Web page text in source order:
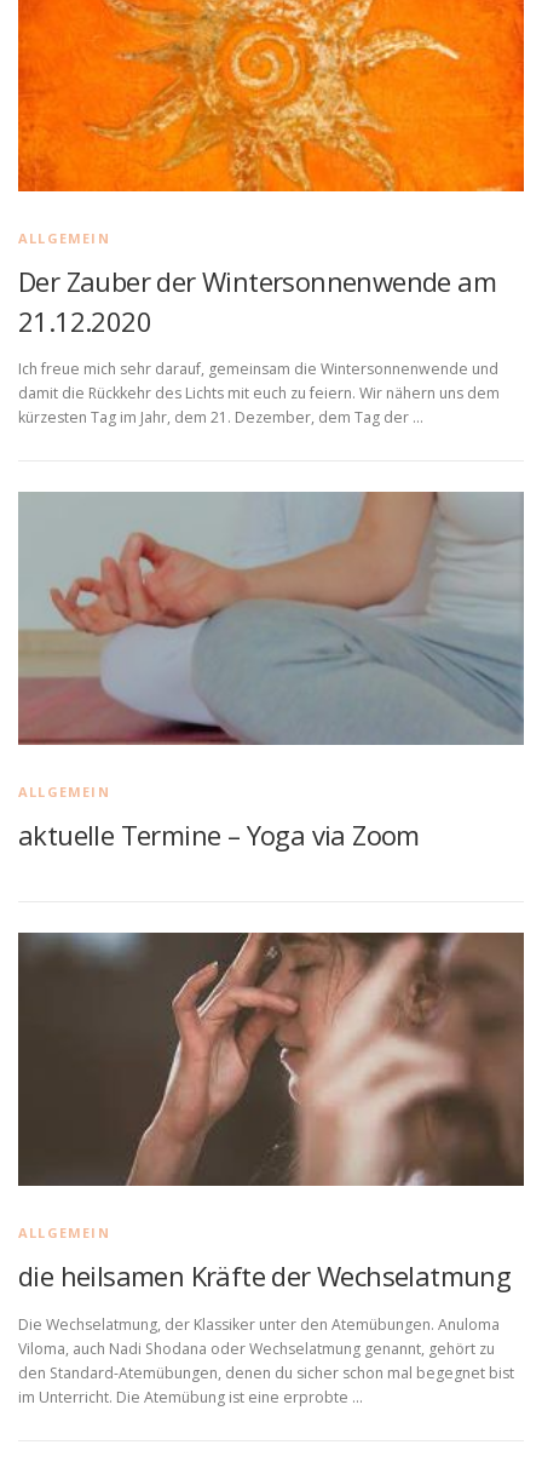
ALLGEMEIN
Der Zauber der Wintersonnenwende am
21.12.2020
Ich freue mich sehr darauf, gemeinsam die Wintersonnenwende und
damit die Rückkehr des Lichts mit euch zu feiern. Wir nähern uns dem
kürzesten Tag im Jahr, dem 21. Dezember, dem Tag der …
ALLGEMEIN
aktuelle Termine – Yoga via Zoom
ALLGEMEIN
die heilsamen Kräfte der Wechselatmung
Die Wechselatmung, der Klassiker unter den Atemübungen. Anuloma
Viloma, auch Nadi Shodana oder Wechselatmung genannt, gehört zu
den Standard-Atemübungen, denen du sicher schon mal begegnet bist
im Unterricht. Die Atemübung ist eine erprobte …